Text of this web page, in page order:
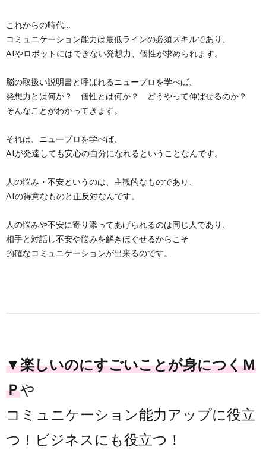
これからの時代…
コミュニケーション能力は最低ラインの必須スキルであり、
AIやロボットにはできない発想力、個性が求められます。
脳の取扱い説明書と呼ばれるニュープロを学べば、
発想力とは何か？ 個性とは何か？ どうやって伸ばせるのか？
そんなことがわかってきます。
それは、ニュープロを学べば、
AIが発達しても安心の自分になれるということなんです。
人の悩み・不安というのは、主観的なものであり、
AIの得意なものと正反対なんです。
人の悩みや不安に寄り添ってあげられるのは同じ人であり、
相手と対話し不安や悩みを解きほぐせるからこそ
的確なコミュニケーションが出来るのです。
▼楽しいのにすごいことが身につくＭ
Ｐや
コミュニケーション能力アップに役立
つ！ビジネスにも役立つ！